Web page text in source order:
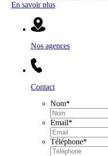
En savoir plus
Nos agences
Contact
Nom*
Email*
Téléphone*